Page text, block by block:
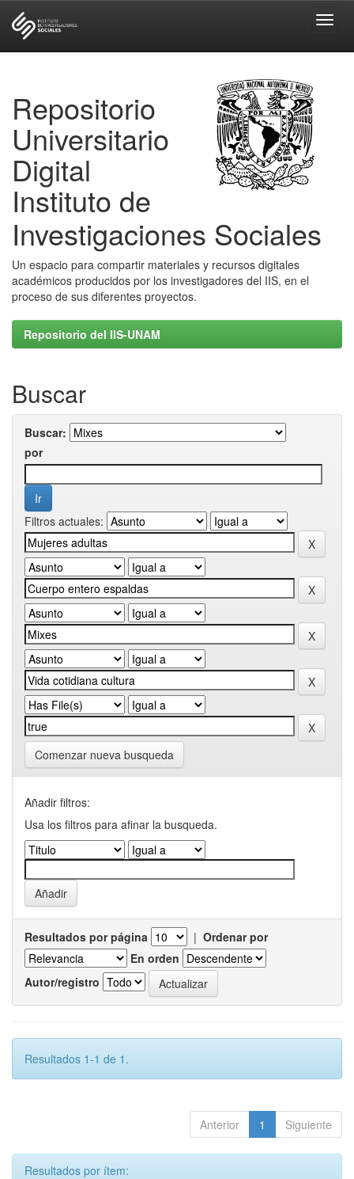
Repositorio
Universitario
Digital
Instituto de
Investigaciones Sociales
Un espacio para compartir materiales y recursos digitales
académicos producidos por los investigadores del IIS, en el
proceso de sus diferentes proyectos.
Repositorio del IIS-UNAM
Buscar
Buscar:
por
Filtros actuales:
Comenzar nueva busqueda
Añadir filtros:
Usa los filtros para afinar la busqueda.
Resultados por página | Ordenar por
En orden
Autor/registro
Resultados 1-1 de 1.
Anterior 1 Siguiente
Resultados por ítem: